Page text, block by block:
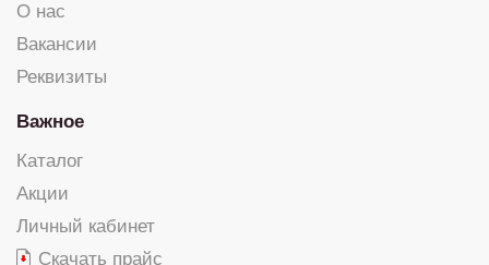
О нас
Вакансии
Реквизиты
Важное
Каталог
Акции
Личный кабинет
Скачать прайс